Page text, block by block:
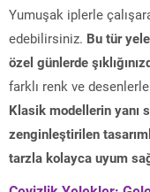
Yumuşak iplerle
edebilirsiniz. Bu tür
özel günlerde
farklı renk ve
Klasik modellerin yanı
zenginleştirilen
tarzla kolayca uyum